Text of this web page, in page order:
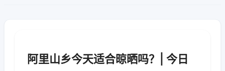
阿里山乡今天适合晾晒吗？| 今日